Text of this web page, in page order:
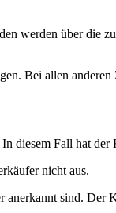
werden über die
Bei allen
diesem Fall hat der
nicht aus.
sind. Der